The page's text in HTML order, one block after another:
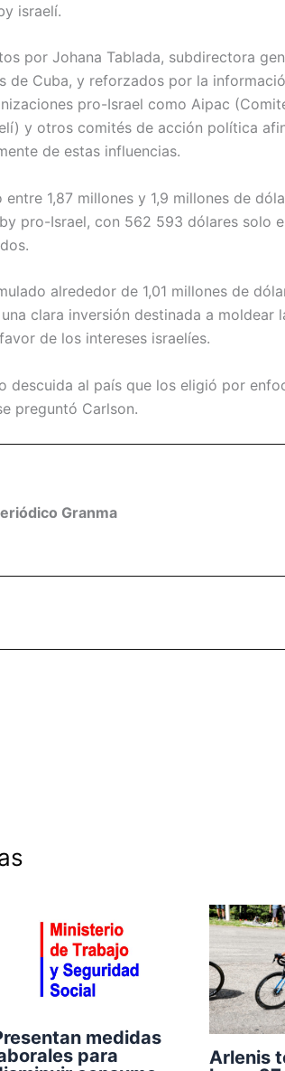
israelí.
por Johana Tablada, subdirectora
de Cuba, y reforzados por la
pro-Israel como Aipac
y otros comités de acción política
de estas influencias.
1,87 millones y 1,9 millones de
pro-Israel, con 562 593 dólares solo
alrededor de 1,01 millones de
clara inversión destinada a moldear
de los intereses israelíes.
descuida al país que los eligió por
preguntó Carlson.
Granma
medidas
para
Arlenis